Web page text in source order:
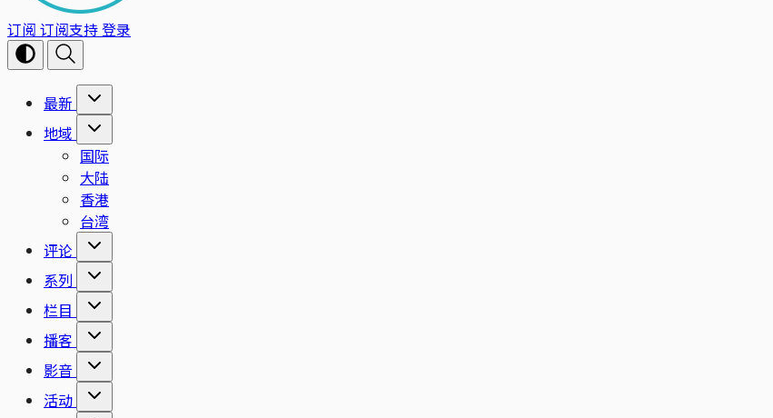
订阅 订阅支持登录
最新
地域
国际
大陆
香港
台湾
评论
系列
栏目
播客
影音
活动